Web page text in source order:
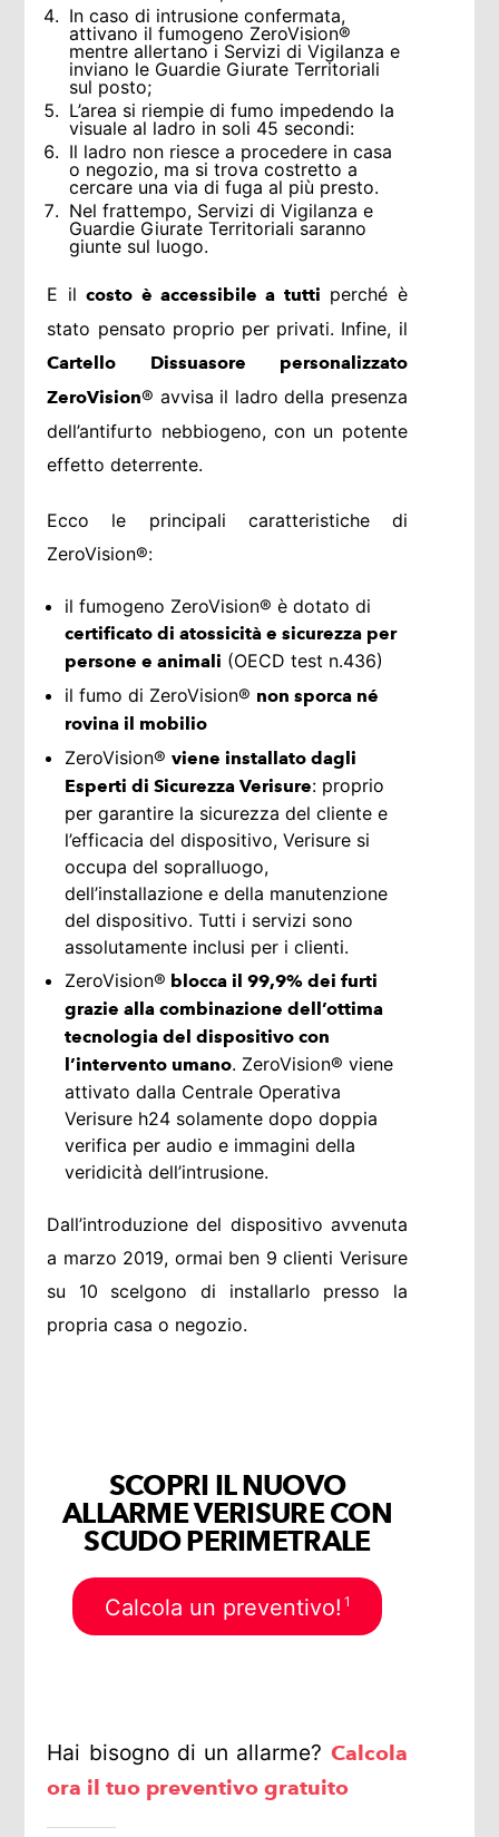
In caso di intrusione confermata,
attivano il fumogeno ZeroVision®
mentre allertano i Servizi di Vigilanza e
inviano le Guardie Giurate Territoriali
sul posto;
L’area si riempie di fumo impedendo la
visuale al ladro in soli 45 secondi:
Il ladro non riesce a procedere in casa
o negozio, ma si trova costretto a
cercare una via di fuga al più presto.
Nel frattempo, Servizi di Vigilanza e
Guardie Giurate Territoriali saranno
giunte sul luogo.
E ilcosto è accessibile a tutti perché è
stato pensato proprio per privati. Infine, il
Cartello Dissuasore personalizzato
ZeroVision® avvisa il ladro della presenza
dell’antifurto nebbiogeno, con un potente
effetto deterrente.
Ecco le principali caratteristiche di
ZeroVision®:
il fumogeno ZeroVision® è dotato di
certificato di atossicità e sicurezza per
persone e animali (OECD test n.436)
il fumo di ZeroVision® non sporca né
rovina il mobilio
ZeroVision®viene installato dagli
Esperti di Sicurezza Verisure: proprio
per garantire la sicurezza del cliente e
l’efficacia del dispositivo, Verisure si
occupa del sopralluogo,
dell’installazione e della manutenzione
del dispositivo. Tutti i servizi sono
assolutamente inclusi per i clienti.
ZeroVision® blocca il 99,9% dei furti
grazie alla combinazione dell’ottima
tecnologia del dispositivo con
l’intervento umano. ZeroVision® viene
attivato dalla Centrale Operativa
Verisure h24 solamente dopo doppia
verifica per audio e immagini della
veridicità dell’intrusione.
Dall’introduzione del dispositivo avvenuta
a marzo 2019, ormai ben 9 clienti Verisure
su 10 scelgono di installarlo presso la
propria casa o negozio.
SCOPRI IL NUOVO
ALLARME VERISURE CON
SCUDO PERIMETRALE
Calcola un preventivo! 1
Hai bisogno di un allarme? Calcola
ora il tuo preventivo gratuito